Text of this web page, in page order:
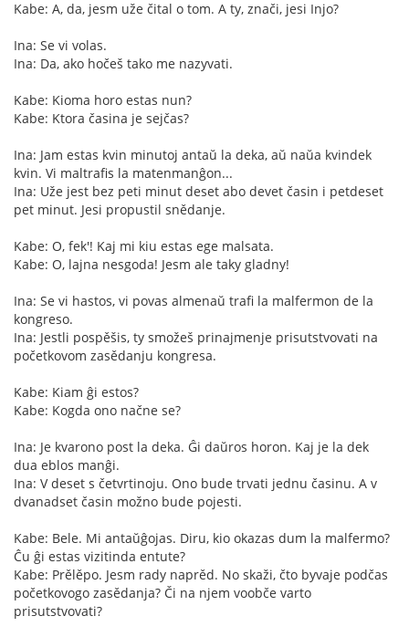
Kabe: A, da, jesm uže čital o tom. A ty, znači, jesi Injo?
Ina: Se vi volas.
Ina: Da, ako hočeš tako me nazyvati.
Kabe: Kioma horo estas nun?
Kabe: Ktora časina je sejčas?
Ina: Jam estas kvin minutoj antaŭ la deka, aŭ naŭa kvindek
kvin. Vi maltrafis la matenmanĝon...
Ina: Uže jest bez peti minut deset abo devet časin i petdeset
pet minut. Jesi propustil snědanje.
Kabe: O, fek'! Kaj mi kiu estas ege malsata.
Kabe: O, lajna nesgoda! Jesm ale taky gladny!
Ina: Se vi hastos, vi povas almenaŭ trafi la malfermon de la
kongreso.
Ina: Jestli pospěšis, ty smožeš prinajmenje prisutstvovati na
početkovom zasědanju kongresa.
Kabe: Kiam ĝi estos?
Kabe: Kogda ono načne se?
Ina: Je kvarono post la deka. Ĝi daŭros horon. Kaj je la dek
dua eblos manĝi.
Ina: V deset s četvrtinoju. Ono bude trvati jednu časinu. A v
dvanadset časin možno bude pojesti.
Kabe: Bele. Mi antaŭĝojas. Diru, kio okazas dum la malfermo?
Ĉu ĝi estas vizitinda entute?
Kabe: Prělěpo. Jesm rady naprěd. No skaži, čto byvaje podčas
početkovogo zasědanja? Či na njem voobče varto
prisutstvovati?